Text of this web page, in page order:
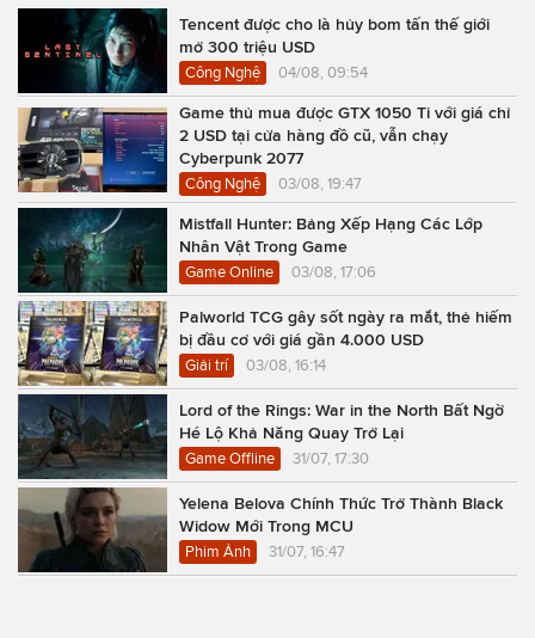
Tencent được cho là hủy bom tấn thế giới
mở 300 triệu USD
Công Nghệ 04/08, 09:54
Game thủ mua được GTX 1050 Ti với giá chỉ
2 USD tại cửa hàng đồ cũ, vẫn chạy
Cyberpunk 2077
Công Nghệ 03/08, 19:47
Mistfall Hunter: Bảng Xếp Hạng Các Lớp
Nhân Vật Trong Game
Game Online 03/08, 17:06
Palworld TCG gây sốt ngày ra mắt, thẻ hiếm
bị đầu cơ với giá gần 4.000 USD
Giải trí 03/08, 16:14
Lord of the Rings: War in the North Bất Ngờ
Hé Lộ Khả Năng Quay Trở Lại
Game Offline 31/07, 17:30
Yelena Belova Chính Thức Trở Thành Black
Widow Mới Trong MCU
Phim Ảnh 31/07, 16:47